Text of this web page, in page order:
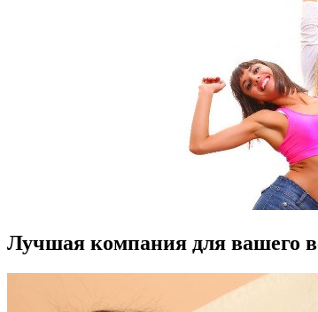
Лучшая компания для вашего